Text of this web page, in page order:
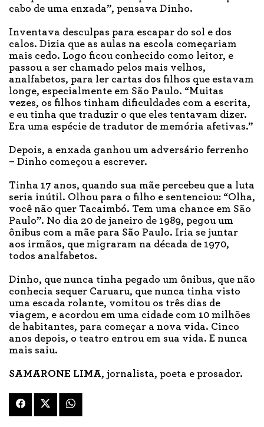
cabo de uma enxada”, pensava Dinho.
Inventava desculpas para escapar do sol e dos
calos. Dizia que as aulas na escola começariam
mais cedo. Logo ficou conhecido como leitor, e
passou a ser chamado pelos mais velhos,
analfabetos, para ler cartas dos filhos que estavam
longe, especialmente em São Paulo. “Muitas
vezes, os filhos tinham dificuldades com a escrita,
e eu tinha que traduzir o que eles tentavam dizer.
Era uma espécie de tradutor de memória afetivas.”
Depois, a enxada ganhou um adversário ferrenho
– Dinho começou a escrever.
Tinha 17 anos, quando sua mãe percebeu que a luta
seria inútil. Olhou para o filho e sentenciou: “Olha,
você não quer Tacaimbó. Tem uma chance em São
Paulo”. No dia 20 de janeiro de 1989, pegou um
ônibus com a mãe para São Paulo. Iria se juntar
aos irmãos, que migraram na década de 1970,
todos analfabetos.
Dinho, que nunca tinha pegado um ônibus, que não
conhecia sequer Caruaru, que nunca tinha visto
uma escada rolante, vomitou os três dias de
viagem, e acordou em uma cidade com 10 milhões
de habitantes, para começar a nova vida. Cinco
anos depois, o teatro entrou em sua vida. E nunca
mais saiu.
SAMARONE LIMA, jornalista, poeta e prosador.